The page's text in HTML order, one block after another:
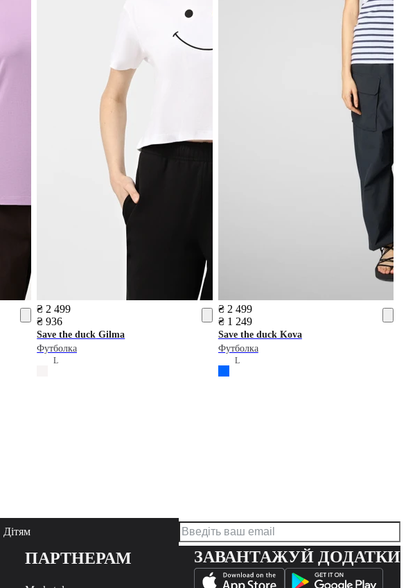
₴ 2 499
₴ 936
Save the duck Gilma
Футболка
L
₴ 2 499
₴ 1 249
Save the duckKova
Футболка
L
Дітям
ПАРТНЕРАМ ЗАВАНТАЖУЙ ДОДАТКИ